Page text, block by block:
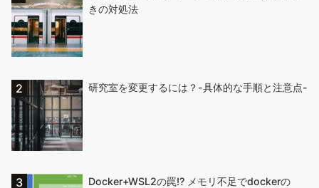
きの対処法
研究室を変更するには？-具体的な手順と注意点-
Docker+WSL2の罠!? メモリ不足でdockerの